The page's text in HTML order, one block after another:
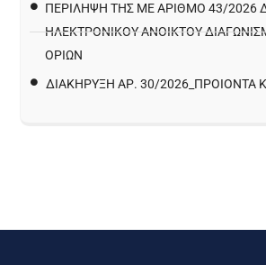
ΠΕΡΙΛΗΨΗ ΤΗΣ ΜΕ ΑΡΙΘΜΟ 43/2026
ΗΛΕΚΤΡΟΝΙΚΟΥ ΑΝΟΙΚΤΟΥ
ΟΡΙΩΝ
ΔΙΑΚΉΡΥΞΗ ΑΡ. 30/2026_ΠΡΟΙΌΝΤΑ